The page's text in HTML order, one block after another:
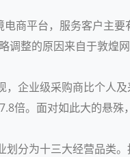
电商平台，服务客户主要
整的原因来自于敦煌网
，企业级采购商比个人
倍。面对如此大的悬
划分为十三大经营品类